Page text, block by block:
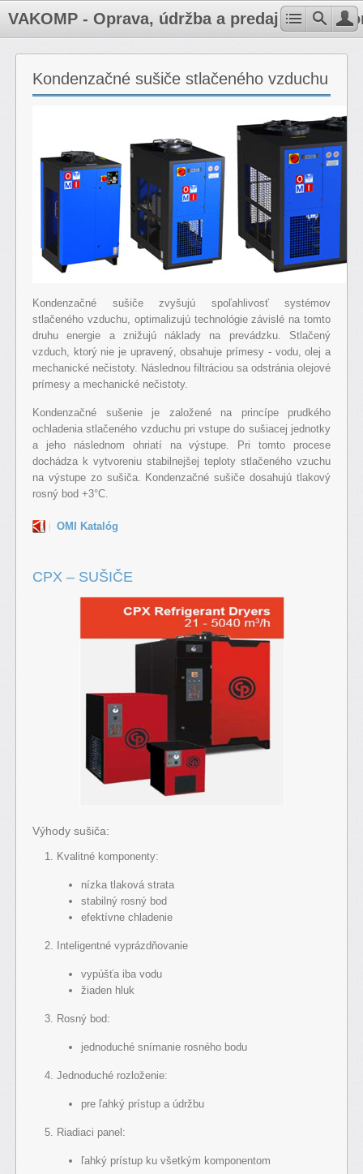
VAKOMP - Oprava, údržba a predaj
Kondenzačné sušiče stlačeného vzduchu
Kondenzačné sušiče zvyšujú spoľahlivosť systémov
stlačeného vzduchu, optimalizujú technológie závislé na tomto
druhu energie a znižujú náklady na prevádzku. Stlačený
vzduch, ktorý nie je upravený, obsahuje prímesy - vodu, olej a
mechanické nečistoty. Následnou filtráciou sa odstránia olejové
prímesy a mechanické nečistoty.
Kondenzačné sušenie je založené na princípe prudkého
ochladenia stlačeného vzduchu pri vstupe do sušiacej jednotky
a jeho následnom ohriatí na výstupe. Pri tomto procese
dochádza k vytvoreniu stabilnejšej teploty stlačeného vzuchu
na výstupe zo sušiča. Kondenzačné sušiče dosahujú tlakový
rosný bod +3°C.
OMI Katalóg
CPX – SUŠIČE
Výhody sušiča:
Kvalitné komponenty:
nízka tlaková strata
stabilný rosný bod
efektívne chladenie
Inteligentné vyprázdňovanie
vypúšťa iba vodu
žiaden hluk
Rosný bod:
jednoduché snímanie rosného bodu
Jednoduché rozloženie:
pre ľahký prístup a údržbu
Riadiaci panel:
ľahký prístup ku všetkým komponentom